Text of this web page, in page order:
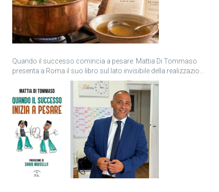
Quando il successo comincia a pesare: Mattia Di Tommaso
presenta a Roma il suo libro sul lato invisibile della realizzazione